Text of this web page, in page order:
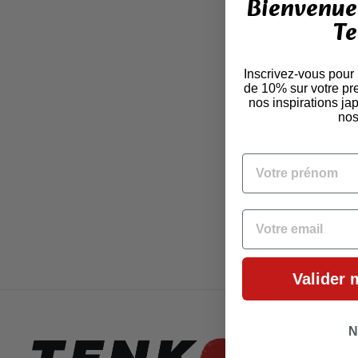
Inscrivez-vous
de 10% sur votre
nos inspirations
VOTRE PRÉNOM
EMAIL
Valider